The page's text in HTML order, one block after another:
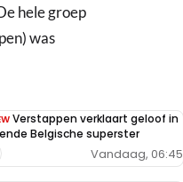
hele groep
was
Verstappen verklaart geloof in
Belgische superster
Vandaag, 06:45